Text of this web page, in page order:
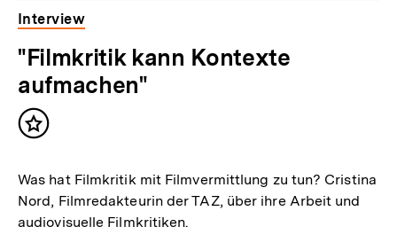
Interview
"Filmkritik kann Kontexte
aufmachen"
Inhalt
Was hat Filmkritik mit Filmvermittlung zu tun? Cristina
Nord, Filmredakteurin der TAZ, über ihre Arbeit und
audiovisuelle Filmkritiken.